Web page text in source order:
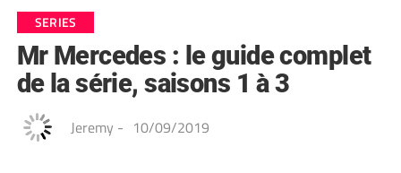
SERIES
Mr Mercedes : le guide complet
de la série, saisons 1 à 3
Jeremy - 10/09/2019